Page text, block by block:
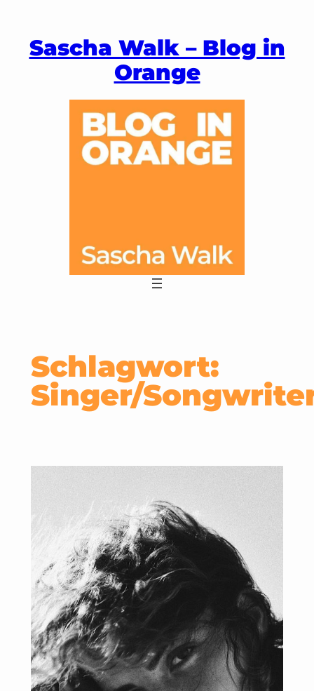
springen
Sascha Walk – Blog in
Orange
Schlagwort:
Singer/